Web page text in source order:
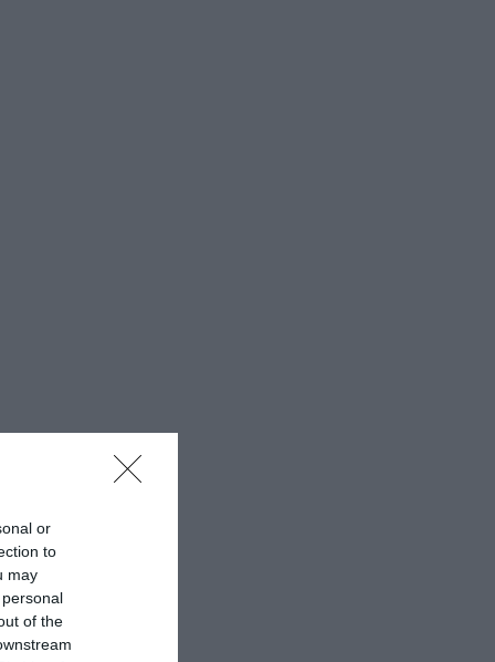
or
to
may
of the